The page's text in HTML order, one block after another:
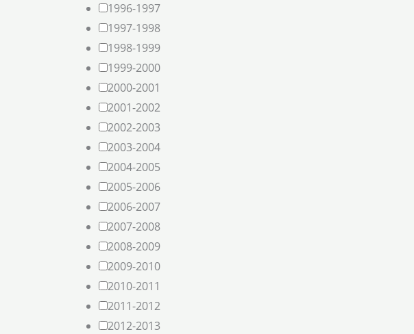
1996-1997
1997-1998
1998-1999
1999-2000
2000-2001
2001-2002
2002-2003
2003-2004
2004-2005
2005-2006
2006-2007
2007-2008
2008-2009
2009-2010
2010-2011
2011-2012
2012-2013